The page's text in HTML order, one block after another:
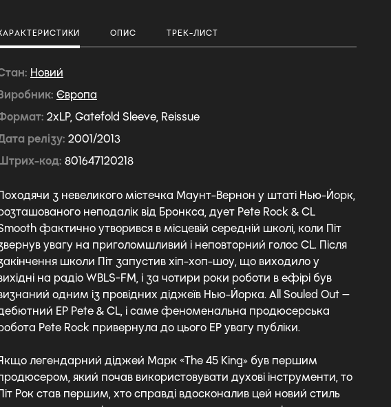
ОПИС ТРЕК-ЛИСТ
Новий
Європа
2xLP, Gatefold Sleeve, Reissue
релізу 2001/2013
код 801647120218
з невеликого містечка Маунт-Вернон у штаті Нью-Йорк,
неподалік від Бронкса, дует Pete Rock & CL
фактично утворився в місцевій середній школі, коли Піт
увагу на приголомшливий і неповторний голос CL. Після
школи Піт запустив хіп-хоп-шоу, що виходило у
на радіо WBLS-FM, і за чотири роки роботи в ефірі був
одним із провідних діджеїв Нью-Йорка. All Souled Out —
EP Pete & CL, і саме феноменальна продюсерська
Pete Rock привернула до цього EP увагу публіки.
легендарний діджей Марк «The 45 King» був першим
який почав використовувати духові інструменти, то
Рок став першим, хто справді вдосконалив цей новий стиль